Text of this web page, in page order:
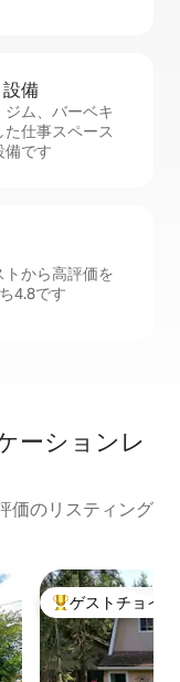
備
ム、バーベキ
仕事スペース
備です
トから高評価を
4.8です
ーションレ
価のリスティング
大好評のゲスト
ゲストチョイス